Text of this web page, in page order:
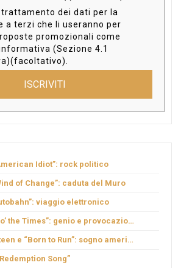
trattamento dei dati per la
a terzi che li useranno per
promozionali come
(Sezione 4.1
ISCRIVITI
Idiot”: rock politico
of Change”: caduta del Muro
viaggio elettronico
the Times”: genio e provocazione
e “Born to Run”: sogno americano
Song”